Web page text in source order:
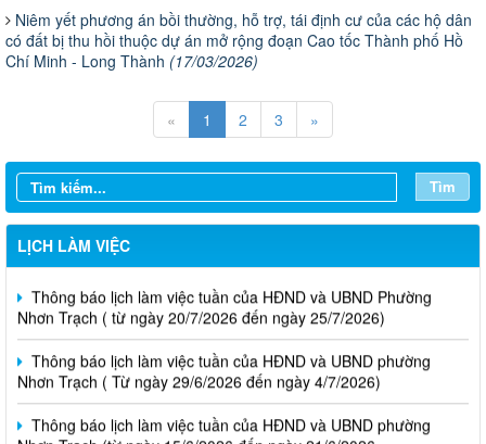
Niêm yết phương án bồi thường, hỗ trợ, tái định cư của các hộ dân
có đất bị thu hồi thuộc dự án mở rộng đoạn Cao tốc Thành phố Hồ
Chí Minh - Long Thành (17/03/2026)
« 1 2 3 »
Tìm
LỊCH LÀM VIỆC
Thông báo lịch làm việc tuần của HĐND và UBND phường
Nhơn Trạch( từ ngày 03/08/2026 đến ngày 08/08/2026)
Nhơn Trạch ( từ ngày 20/7/2026 đến ngày 25/7/2026)
Thông báo lịch làm việc tuần của HĐND và UBND phường
Nhơn Trạch ( Từ ngày 29/6/2026 đến ngày 4/7/2026)
Thông báo lịch làm việc tuần của HĐND và UBND phường
Nhơn Trạch (từ ngày 15/6/2026 đến ngày 21/6/2026